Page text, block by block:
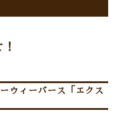
ウィーバース「エクス